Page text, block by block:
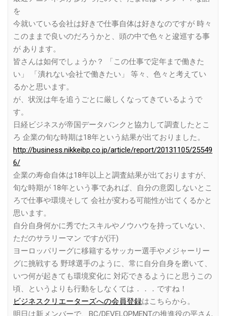
を
今就いている会社は好きで仕事自体は好きなのですが 時々
このままで良いのだろうかと、頭の中で色々と逡巡する事
が あります。
皆さんは如何でしょうか？ 「この仕事で定年まで働きた
い」 「潰れない会社で働きたい」 等々、色々と考えてい
るかと思います。
が、状況は年を追うごとに厳しくなってきているようで
す。
日経ビジネスが帝国データバンクと協力して調査したとこ
ろ 企業の旬な時期は18年という結果が出ておりました。
http://business.nikkeibp.co.jp/article/report/20131105/25549
6/
企業の寿命自体は18年以上と調査結果が出ておりますが、
旬な時期が 18年という事であれば、自分の意図しないとこ
ろで仕事や環境そして 会社が変わる可能性が出てくるかと
思います。
自分自身何かに秀でたスキルやノウハウを持っていない、
ただのサラリーマン ですが(汗)
ヨーロッパリーグに移籍するサッカー選手やメジャーリー
グに挑戦する 野球選手のように、常に自分自身を磨いて、
いつ何が起きても環境変化に 対応できるようにと思うこの
頃、というよりも行動をしなくては．．．ですね！
ビジネスクリエーターズへの会員登録はこちらから。
明日は新メンバーで、BC/DEVELOPMENTの推進役の平さん